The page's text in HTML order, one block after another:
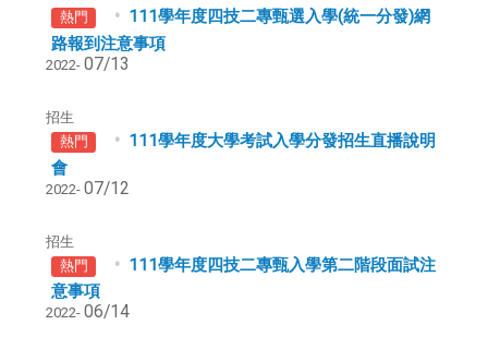
熱門
111學年度四技二專甄選入學(統一分發)網
路報到注意事項
2022- 07/13
招生
熱門
111學年度大學考試入學分發招生直播說明
會
2022- 07/12
招生
熱門
111學年度四技二專甄入學第二階段面試注
意事項
2022- 06/14